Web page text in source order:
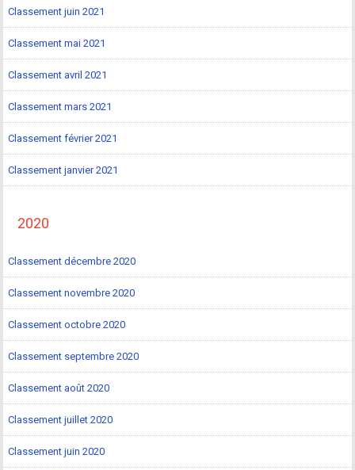
Classement juin 2021
Classement mai 2021
Classement avril 2021
Classement mars 2021
Classement février 2021
Classement janvier 2021
2020
Classement décembre 2020
Classement novembre 2020
Classement octobre 2020
Classement septembre 2020
Classement août 2020
Classement juillet 2020
Classement juin 2020